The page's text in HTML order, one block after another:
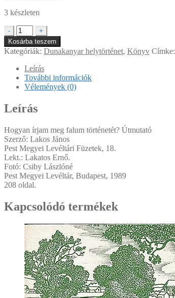
3 készleten
-
Hogyan
írjam
meg
falum
történetét?
Útmutató
mennyiség
+
Kosárba teszem
Kategóriák: Dunakanyar helytörténet, Könyv Címke:
Leírás
További információk
Vélemények (0)
Leírás
Hogyan írjam meg falum történetét? Útmutató
Szerző: Lakos János
Pest Megyei Levéltári Füzetek, 18.
Lekt.: Lakatos Ernő.
Fotó: Csiby Lászlóné
Pest Megyei Levéltár, Budapest, 1989
208 oldal.
Kapcsolódó termékek